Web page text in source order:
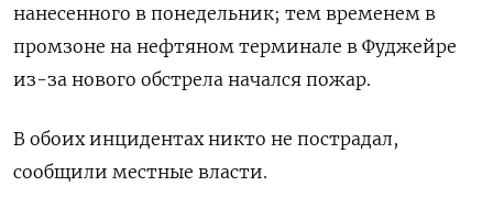
нанесенного в понедельник; тем временем ​в
промзоне на ​нефтяном ​терминале в Фуджейре
⁠из-за нового ‌обстрела начался пожар.
В обоих ‌инцидентах никто не пострадал,
сообщили местные власти.